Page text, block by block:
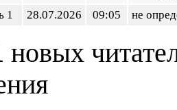
1
28.07.2026 09:05 не
новых